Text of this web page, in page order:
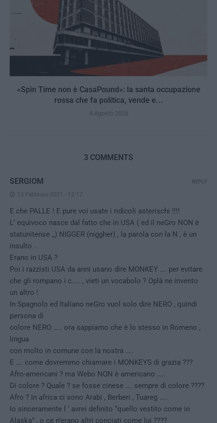
«Spin Time non è CasaPound»: la santa occupazione
rossa che fa politica, vende e...
4 Agosto 2026
3 COMMENTS
SERGIOM
13 Febbraio 2021 - 12:17
E che PALLE ! E pure voi usate i ridicoli asterischi !!!!
L’ equivoco nasce dal fatto che in USA ( ed il neGro NON è
statunitense ,,) NIGGER (niggher) , la parola con la N , è un
insulto .
Erano in USA ?
Poi i razzisti USA da anni usano dire MONKEY …. per evitare
che gli rompano i c….. , vieti un vocabolo ? Oplà ne invento
un altro !
In Spagnolo ed Italiano neGro vuol solo dire NERO , quindi
persona di
colore NERO ….. ora sappiamo che è lo stesso in Romeno ,
lingua
con molto in comune con la nostra …..
E …. come dovremmo chiamare i MONKEYS di grazia ???
Afro-americani ? ma Webo NON è americano …..
Di colore ? Quale ? se fosse cinese …. sempre di colore ????
Afro ? In africa ci sono Arabi , Berberi , Tuareg …..
Io sinceramente l ‘ avrei definito “quello vestito come in
Alaska” , o ce n’erano altri conciati come lui ????
REPLY